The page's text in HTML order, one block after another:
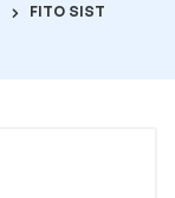
FITO SIST